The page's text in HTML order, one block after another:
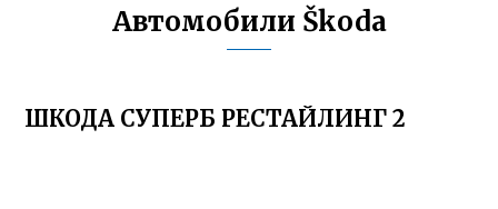
Автомобили Škoda
ШКОДА СУПЕРБ РЕСТАЙЛИНГ 2